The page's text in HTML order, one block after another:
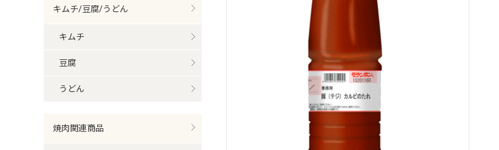
キムチ/豆腐/うどん
キムチ
豆腐
うどん
焼肉関連商品